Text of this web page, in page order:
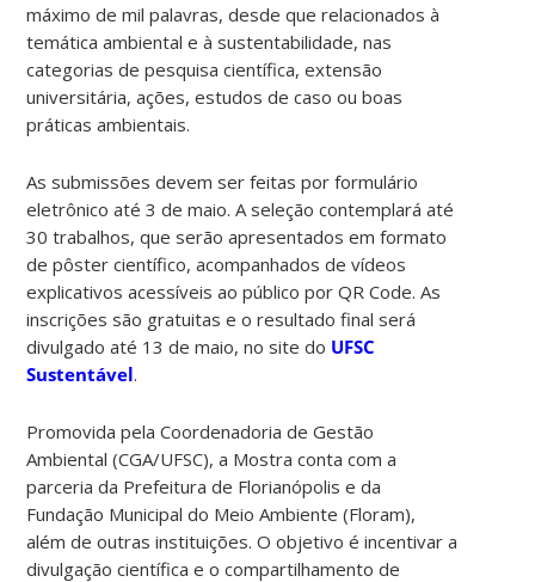
máximo de mil palavras, desde que relacionados à
temática ambiental e à sustentabilidade, nas
categorias de pesquisa científica, extensão
universitária, ações, estudos de caso ou boas
práticas ambientais.
As submissões devem ser feitas por formulário
eletrônico até 3 de maio. A seleção contemplará até
30 trabalhos, que serão apresentados em formato
de pôster científico, acompanhados de vídeos
explicativos acessíveis ao público por QR Code. As
inscrições são gratuitas e o resultado final será
divulgado até 13 de maio, no site do UFSC
Sustentável.
Promovida pela Coordenadoria de Gestão
Ambiental (CGA/UFSC), a Mostra conta com a
parceria da Prefeitura de Florianópolis e da
Fundação Municipal do Meio Ambiente (Floram),
além de outras instituições. O objetivo é incentivar a
divulgação científica e o compartilhamento de